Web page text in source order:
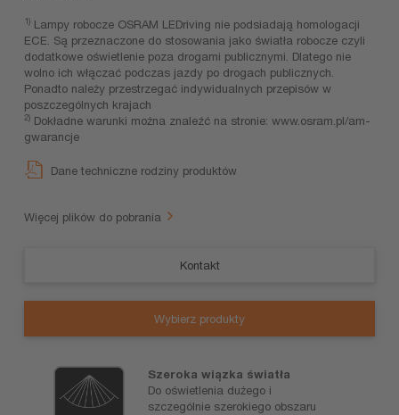
1) Lampy robocze OSRAM LEDriving nie podsiadają homologacji
ECE. Są przeznaczone do stosowania jako światła robocze czyli
dodatkowe oświetlenie poza drogami publicznymi. Dlatego nie
wolno ich włączać podczas jazdy po drogach publicznych.
Ponadto należy przestrzegać indywidualnych przepisów w
poszczególnych krajach
2) Dokładne warunki można znaleźć na stronie: www.osram.pl/am-
gwarancje
Dane techniczne rodziny produktów
Więcej plików do pobrania
Kontakt
Wybierz produkty
Szeroka wiązka światła
Do oświetlenia dużego i
szczególnie szerokiego obszaru